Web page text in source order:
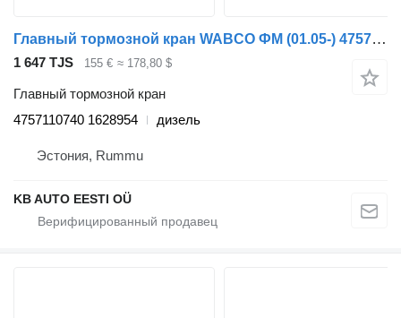
Главный тормозной кран WABCO ФМ (01.05-) 4757110740 для грузовика Volvo FM7-FM12, FM, FMX (1998-2014)
1 647 TJS 155 € ≈ 178,80 $
Главный тормозной кран
4757110740 1628954
дизель
Эстония, Rummu
KB AUTO EESTI OÜ